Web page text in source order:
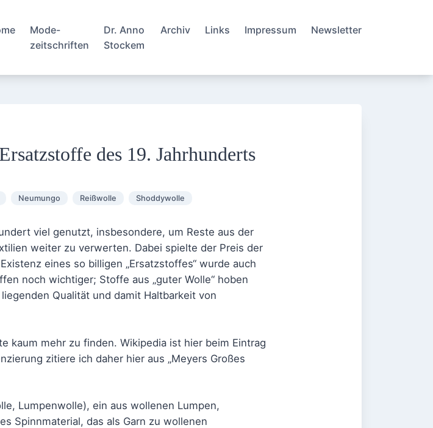
Mode-
zeitschriften
Dr. Anno
Stockem
Archiv Links Impressum Newsletter
des 19. Jahrhunderts
Neumungo Reißwolle Shoddywolle
viel genutzt, insbesondere, um Reste aus der
weiter zu verwerten. Dabei spielte der Preis der
eines so billigen „Ersatzstoffes“ wurde auch
noch wichtiger; Stoffe aus „guter Wolle“ hoben
Qualität und damit Haltbarkeit von
kaum mehr zu finden. Wikipedia ist hier beim Eintrag
zitiere ich daher hier aus „Meyers Großes
Lumpenwolle), ein aus wollenen Lumpen,
Spinnmaterial, das als Garn zu wollenen